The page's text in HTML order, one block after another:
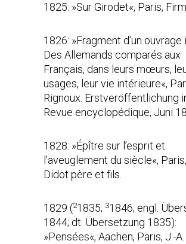
1825: »Sur Girodet«, Paris,
1826: »Fragment d’un ouvrage
Des Allemands comparés aux
Français, dans leurs mœurs,
usages, leur vie intérieure«,
Rignoux. Erstveröffentlichung
Revue encyclopédique, Juni
1828: »Épître sur l’esprit et
l’aveuglement du siècle«,
Didot père et fils.
1829 (21835; 31846; engl.
1844; dt. Übersetzung 1835):
»Pensées«, Aachen, Paris, J.-A.